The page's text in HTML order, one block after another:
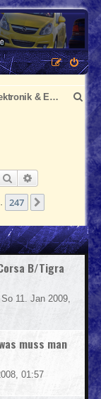
Elektronik & Elektrik
S
u
h
Suche Erweiterte
247
B/Tigra
So 11. Jan 2009,
muss man
01:57